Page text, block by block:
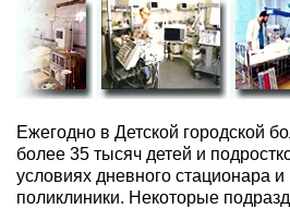
Ежегодно в Детской городской
более 35 тысяч детей и
условиях дневного стационара и
поликлиники. Некоторые